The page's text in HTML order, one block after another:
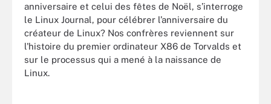
anniversaire et celui des fêtes de Noël, s’interroge
le Linux Journal, pour célébrer l’anniversaire du
créateur de Linux? Nos confrères reviennent sur
l'histoire du premier ordinateur X86 de Torvalds et
sur le processus qui a mené à la naissance de
Linux.